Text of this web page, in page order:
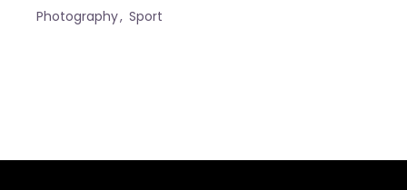
Photography
Sport